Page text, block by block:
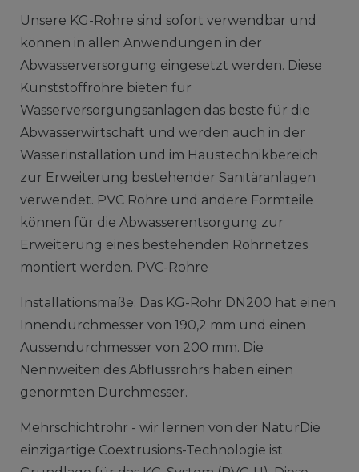
Unsere KG-Rohre sind sofort verwendbar und
können in allen Anwendungen in der
Abwasserversorgung eingesetzt werden. Diese
Kunststoffrohre bieten für
Wasserversorgungsanlagen das beste für die
Abwasserwirtschaft und werden auch in der
Wasserinstallation und im Haustechnikbereich
zur Erweiterung bestehender Sanitäranlagen
verwendet. PVC Rohre und andere Formteile
können für die Abwasserentsorgung zur
Erweiterung eines bestehenden Rohrnetzes
montiert werden. PVC-Rohre
Installationsmaße: Das KG-Rohr DN200 hat einen
Innendurchmesser von 190,2 mm und einen
Aussendurchmesser von 200 mm. Die
Nennweiten des Abflussrohrs haben einen
genormten Durchmesser.
Mehrschichtrohr - wir lernen von der NaturDie
einzigartige Coextrusions-Technologie ist